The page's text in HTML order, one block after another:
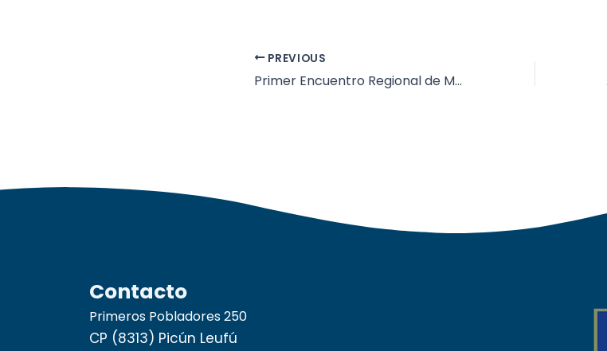
PREVIOUS
Primer Encuentro Regional de Mujeres “Nosotras Transformamos”
Contacto
Primeros Pobladores 250
CP (8313) Picún Leufú